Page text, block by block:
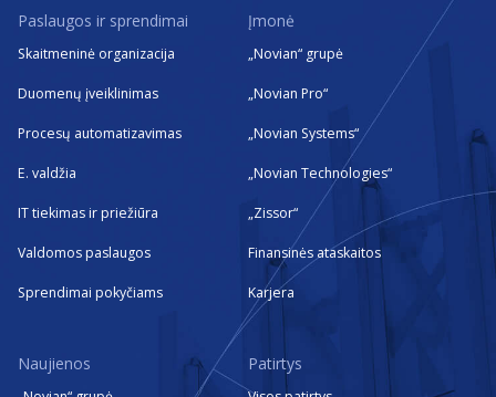
Paslaugos ir sprendimai
Skaitmeninė organizacija
Duomenų įveiklinimas
Procesų automatizavimas
E. valdžia
IT tiekimas ir priežiūra
Valdomos paslaugos
Sprendimai pokyčiams
Įmonė
„Novian“ grupė
„Novian Pro“
„Novian Systems“
„Novian Technologies“
„Zissor“
Finansinės ataskaitos
Karjera
Naujienos Patirtys